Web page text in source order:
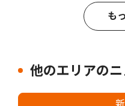
も
他のエリアのニ